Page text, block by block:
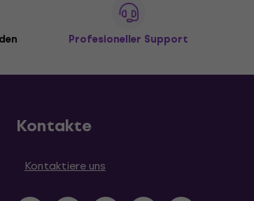
Profesioneller Support
Kontakte
Kontaktiere uns